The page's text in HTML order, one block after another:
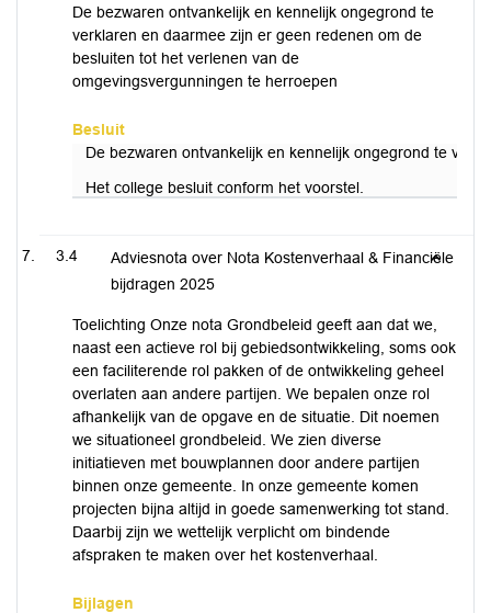
De bezwaren ontvankelijk en kennelijk ongegrond te
verklaren en daarmee zijn er geen redenen om de
besluiten tot het verlenen van de
omgevingsvergunningen te herroepen
Besluit
De bezwaren ontvankelijk en kennelijk ongegrond te
Het college besluit conform het voorstel.
3.4
Adviesnota over Nota Kostenverhaal & Financiële
bijdragen 2025
Toelichting Onze nota Grondbeleid geeft aan dat we,
naast een actieve rol bij gebiedsontwikkeling, soms ook
een faciliterende rol pakken of de ontwikkeling geheel
overlaten aan andere partijen. We bepalen onze rol
afhankelijk van de opgave en de situatie. Dit noemen
we situationeel grondbeleid. We zien diverse
initiatieven met bouwplannen door andere partijen
binnen onze gemeente. In onze gemeente komen
projecten bijna altijd in goede samenwerking tot stand.
Daarbij zijn we wettelijk verplicht om bindende
afspraken te maken over het kostenverhaal.
Bijlagen